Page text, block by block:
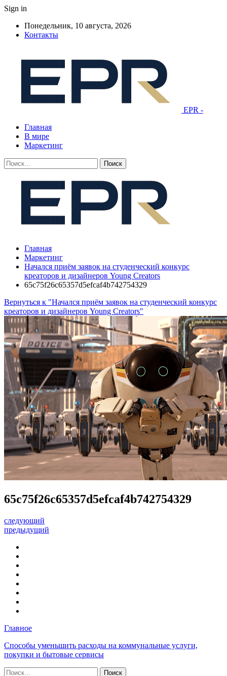
Sign in
Понедельник, 10 августа, 2026
Контакты
EPR -
Главная
В мире
Маркетинг
Главная
Маркетинг
Начался приём заявок на студенческий конкурс
креаторов и дизайнеров Young Creators
65c75f26c65357d5efcaf4b742754329
Вернуться к "Начался приём заявок на студенческий конкурс
креаторов и дизайнеров Young Creators"
65c75f26c65357d5efcaf4b742754329
следующий
предыдущий
Главное
Способы уменьшить расходы на коммунальные услуги,
покупки и бытовые сервисы